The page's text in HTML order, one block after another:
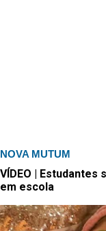
NOVA MUTUM
VÍDEO |
em escola